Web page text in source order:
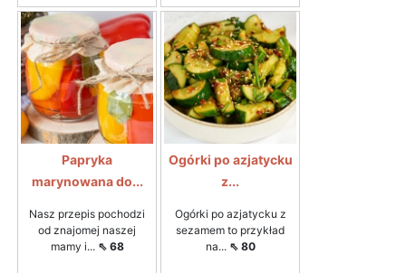
Papryka
marynowana do...
Nasz przepis pochodzi
od znajomej naszej
mamy i... ⇖ 68
Ogórki po azjatycku
z...
Ogórki po azjatycku z
sezamem to przykład
na... ⇖ 80